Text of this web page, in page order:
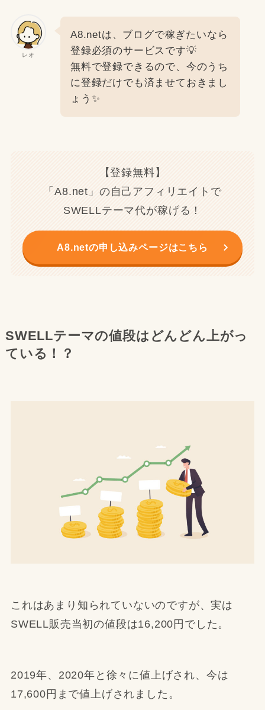
レオ
A8.netは、ブログで稼ぎたいなら
登録必須のサービスです💡
無料で登録できるので、今のうち
に登録だけでも済ませておきまし
ょう✨
【登録無料】
「A8.net」の自己アフィリエイトで
SWELLテーマ代が稼げる！
A8.netの申し込みページはこちら
SWELLテーマの値段はどんどん上がっ
ている！？
これはあまり知られていないのですが、実は
SWELL販売当初の値段は16,200円でした。
2019年、2020年と徐々に値上げされ、今は
17,600円まで値上げされました。